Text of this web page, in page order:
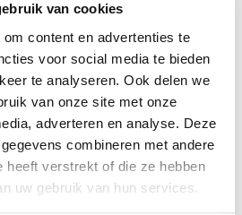
van cookies
content en advertenties te
voor social media te bieden
te analyseren. Ook delen we
van onze site met onze
adverteren en analyse. Deze
combineren met andere
heeft verstrekt of die ze hebben
uw gebruik van hun services.
nieuwste